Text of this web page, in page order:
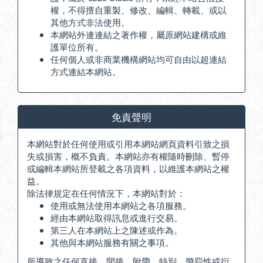
權，不得擅自重製、修改、編輯、轉載、或以
其他方式非法使用。
本網站外連連結之著作權，屬原網站建構或維
護單位所有。
任何個人或非商業機構網站均可自由以超連結
方式連結本網站。
免責聲明
本網站對於任何使用或引用本網站網頁資料引致之損
失或損害，概不負責。本網站亦有權隨時刪除、暫停
或編輯本網站所登載之各項資料，以維護本網站之權
益。
除法律規定在任何情況下，本網站對於：
使用或無法使用本網站之各項服務。
經由本網站取得訊息或進行交易。
第三人在本網站上之陳述或作為。
其他與本網站服務有關之事項。